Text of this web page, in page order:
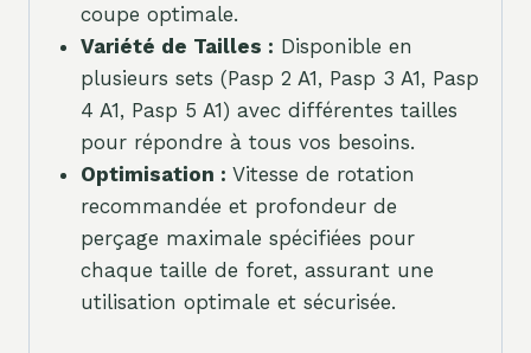
coupe optimale.
Variété de Tailles : Disponible en
plusieurs sets (Pasp 2 A1, Pasp 3 A1, Pasp
4 A1, Pasp 5 A1) avec différentes tailles
pour répondre à tous vos besoins.
Optimisation : Vitesse de rotation
recommandée et profondeur de
perçage maximale spécifiées pour
chaque taille de foret, assurant une
utilisation optimale et sécurisée.